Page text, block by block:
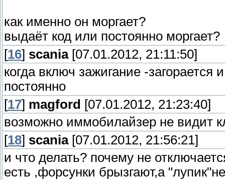
как именно он моргает?
выдаёт код или постоянно моргает?
[16] scania[07.01.2012, 21:11:50]
когда включ зажигание -загорается
постоянно
[17] magford [07.01.2012, 21:23:40]
возможно иммобилайзер не видит
[18] scania[07.01.2012, 21:56:21]
и что делать? почему не
есть ,форсунки брызгают,а